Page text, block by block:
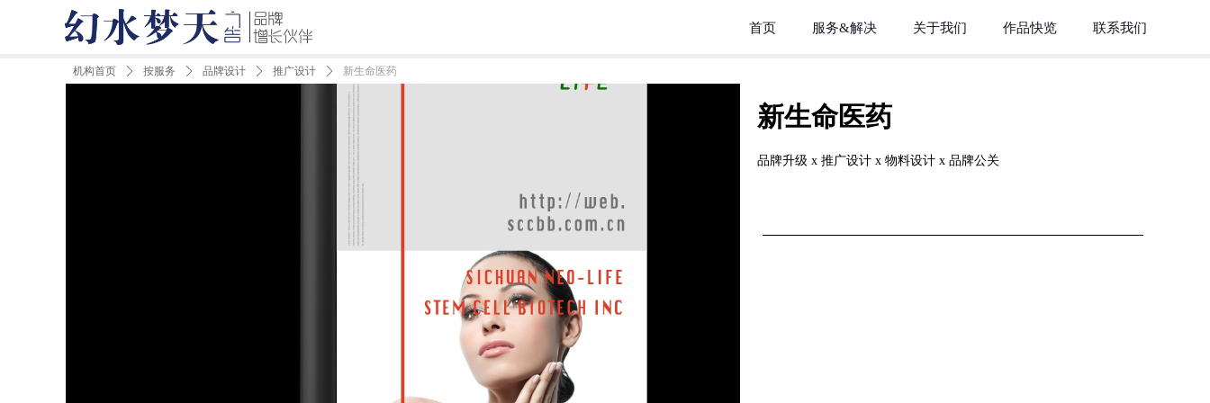
首页 服务&解决 关于我们 作品快览 联系我们
新生命医药
品牌升级 x 推广设计 x 物料设计 x 品牌公关
机构首页 ꄲ 按服务 ꄲ 品牌设计 ꄲ 推广设计 ꄲ 新生命医药